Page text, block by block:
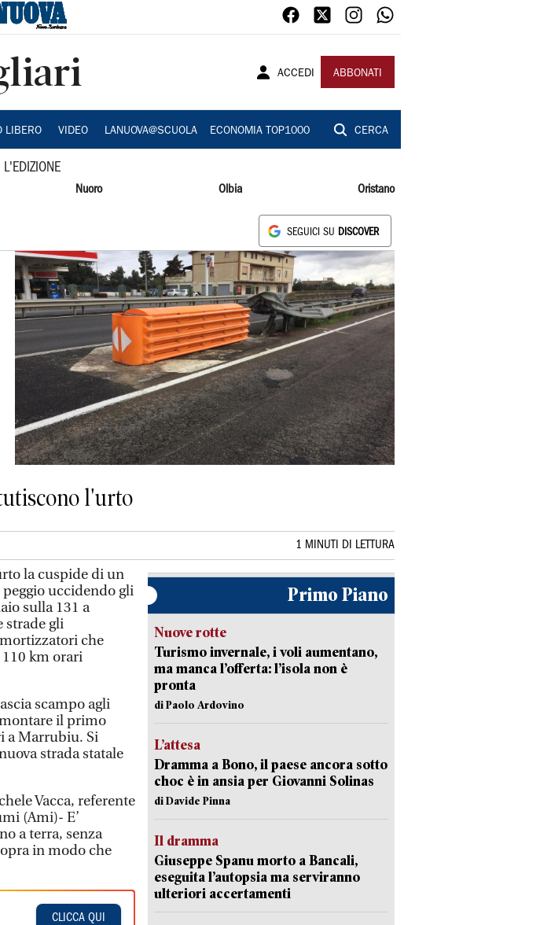
ACCEDI ABBONATI
LIBERO VIDEO LANUOVA@SCUOLA ECONOMIA TOP1000 CERCA
L'EDIZIONE
Nuoro Olbia Oristano
SEGUICI SU DISCOVER
l'urto
1 MINUTI DI LETTURA
la cuspide di un
uccidendo gli
sulla 131 a
strade gli
che
km orari
scampo agli
montare il primo
a Marrubiu. Si
strada statale
Vacca, referente
(Ami)- E’
a terra, senza
in modo che
CLICCA QUI
Primo Piano
Nuove rotte
Turismo invernale, i voli aumentano,
ma manca l’offerta: l’isola non è
pronta
di Paolo Ardovino
L’attesa
Dramma a Bono, il paese ancora sotto
choc è in ansia per Giovanni Solinas
di Davide Pinna
Il dramma
Giuseppe Spanu morto a Bancali,
eseguita l’autopsia ma serviranno
ulteriori accertamenti